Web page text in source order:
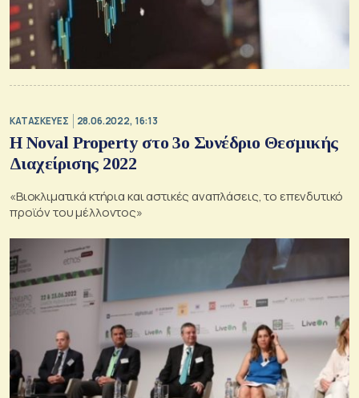
ΚΑΤΑΣΚΕΥΕΣ 28.06.2022, 16:13
Η Noval Property στο 3ο Συνέδριο Θεσμικής
Διαχείρισης 2022
«Βιοκλιματικά κτήρια και αστικές αναπλάσεις, το επενδυτικό
προϊόν του μέλλοντος»